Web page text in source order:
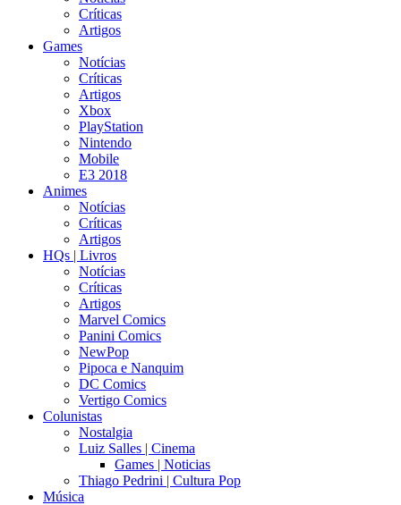
Críticas
Artigos
Games
Notícias
Críticas
Artigos
Xbox
PlayStation
Nintendo
Mobile
E3 2018
Animes
Notícias
Críticas
Artigos
HQs | Livros
Notícias
Críticas
Artigos
Marvel Comics
Panini Comics
NewPop
Pipoca e Nanquim
DC Comics
Vertigo Comics
Colunistas
Nostalgia
Luiz Salles | Cinema
Games | Noticias
Thiago Pedrini | Cultura Pop
Música